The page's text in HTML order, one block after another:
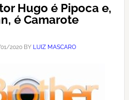
Hugo é Pipoca e,
é Camarote
2020BY LUIZ MASCARO